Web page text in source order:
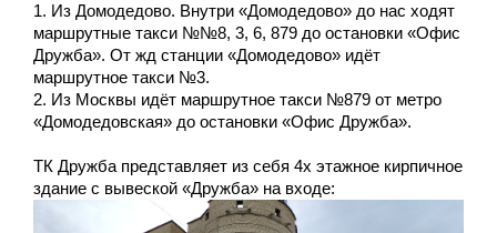
1. Из Домодедово. Внутри «Домодедово» до нас ходят
маршрутные такси №№8, 3, 6, 879 до остановки «Офис
Дружба». От жд станции «Домодедово» идёт
маршрутное такси №3.
2. Из Москвы идёт маршрутное такси №879 от метро
«Домодедовская» до остановки «Офис Дружба».
ТК Дружба представляет из себя 4х этажное кирпичное
здание с вывеской «Дружба» на входе: